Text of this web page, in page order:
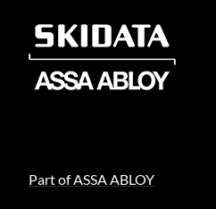
Part of ASSA ABLOY